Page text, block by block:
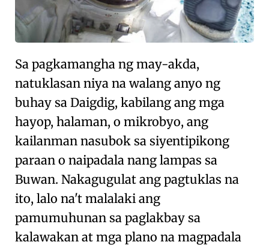
Sa pagkamangha ng may-akda,
natuklasan niya nawalang anyo ng
buhay sa Daigdig, kabilang ang mga
hayop, halaman, o mikrobyo, ang
kailanman nasubok sa siyentipikong
paraan o naipadala nang lampas sa
Buwan. Nakagugulat ang pagtuklas na
ito, lalo na't malalaki ang
pamumuhunan sa paglakbay sa
kalawakan at mga plano na magpadala